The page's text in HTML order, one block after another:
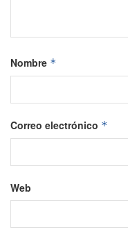
Nombre *
Correo electrónico *
Web